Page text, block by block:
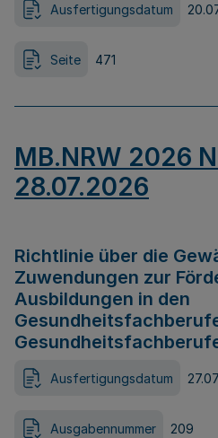
Ausfertigungsdatum
Seite 471
MB.NRW 2026
28.07.2026
Richtlinie über die
Zuwendungen zur
Ausbildungen in den
Ausfertigungsdatum
Ausgabennummer 209